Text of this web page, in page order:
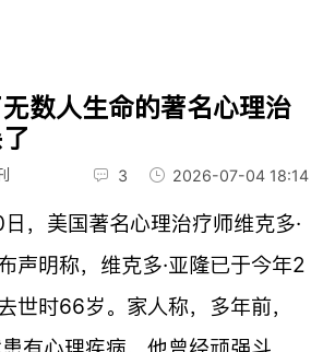
数人生命的著名心理治
3 2026-07-04 18:14
，美国著名心理治疗师维克多·
声明称，维克多·亚隆已于今年2
世时66岁。家人称，多年前，